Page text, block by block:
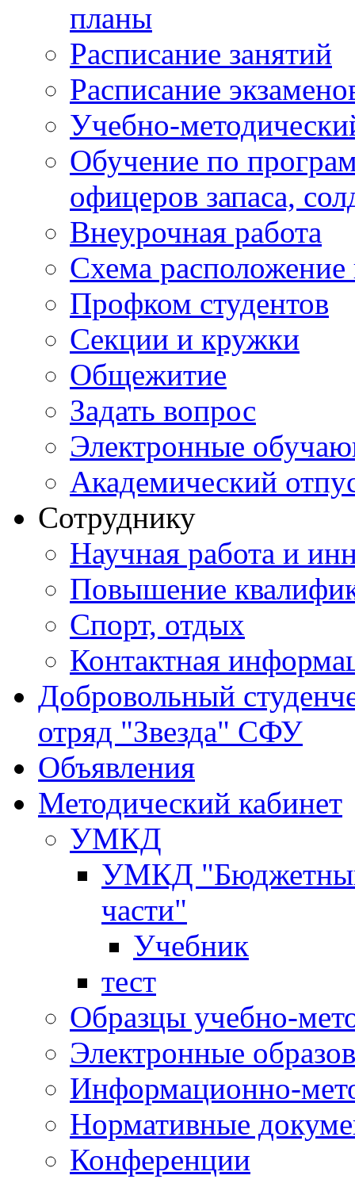
планы
Расписание занятий
Расписание
Учебно-
Обучение по
офицеров запаса,
Внеурочная работа
Схема расположение
Профком студентов
Секции и кружки
Общежитие
Задать вопрос
Электронные
Академический
Сотруднику
Научная работа и
Повышение
Спорт, отдых
Контактная
Добровольный
отряд "Звезда" СФУ
Объявления
Методический кабинет
УМКД
УМКД "Бюджетный
части"
Учебник
тест
Образцы учебно-
Электронные
Информационно-
Нормативные
Конференции